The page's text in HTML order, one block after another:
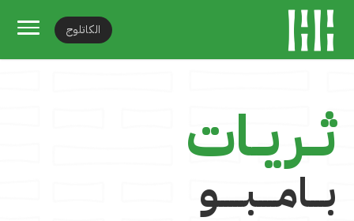
الكاتلوج
ثــريــات
بـــامــــبـــــو